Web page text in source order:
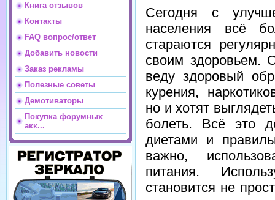
Книга отзывов
Контакты
FAQ вопрос/ответ
Добавить новости
Заказ рекламы
Полезные советы
Демотиваторы
Покупка форумных
акк...
Сегодня с
населения всё
стараются
своим здоровьем.
веду здоровый
курения,
но и хотят
болеть. Всё это
диетами и
важно,
питания.
становится не